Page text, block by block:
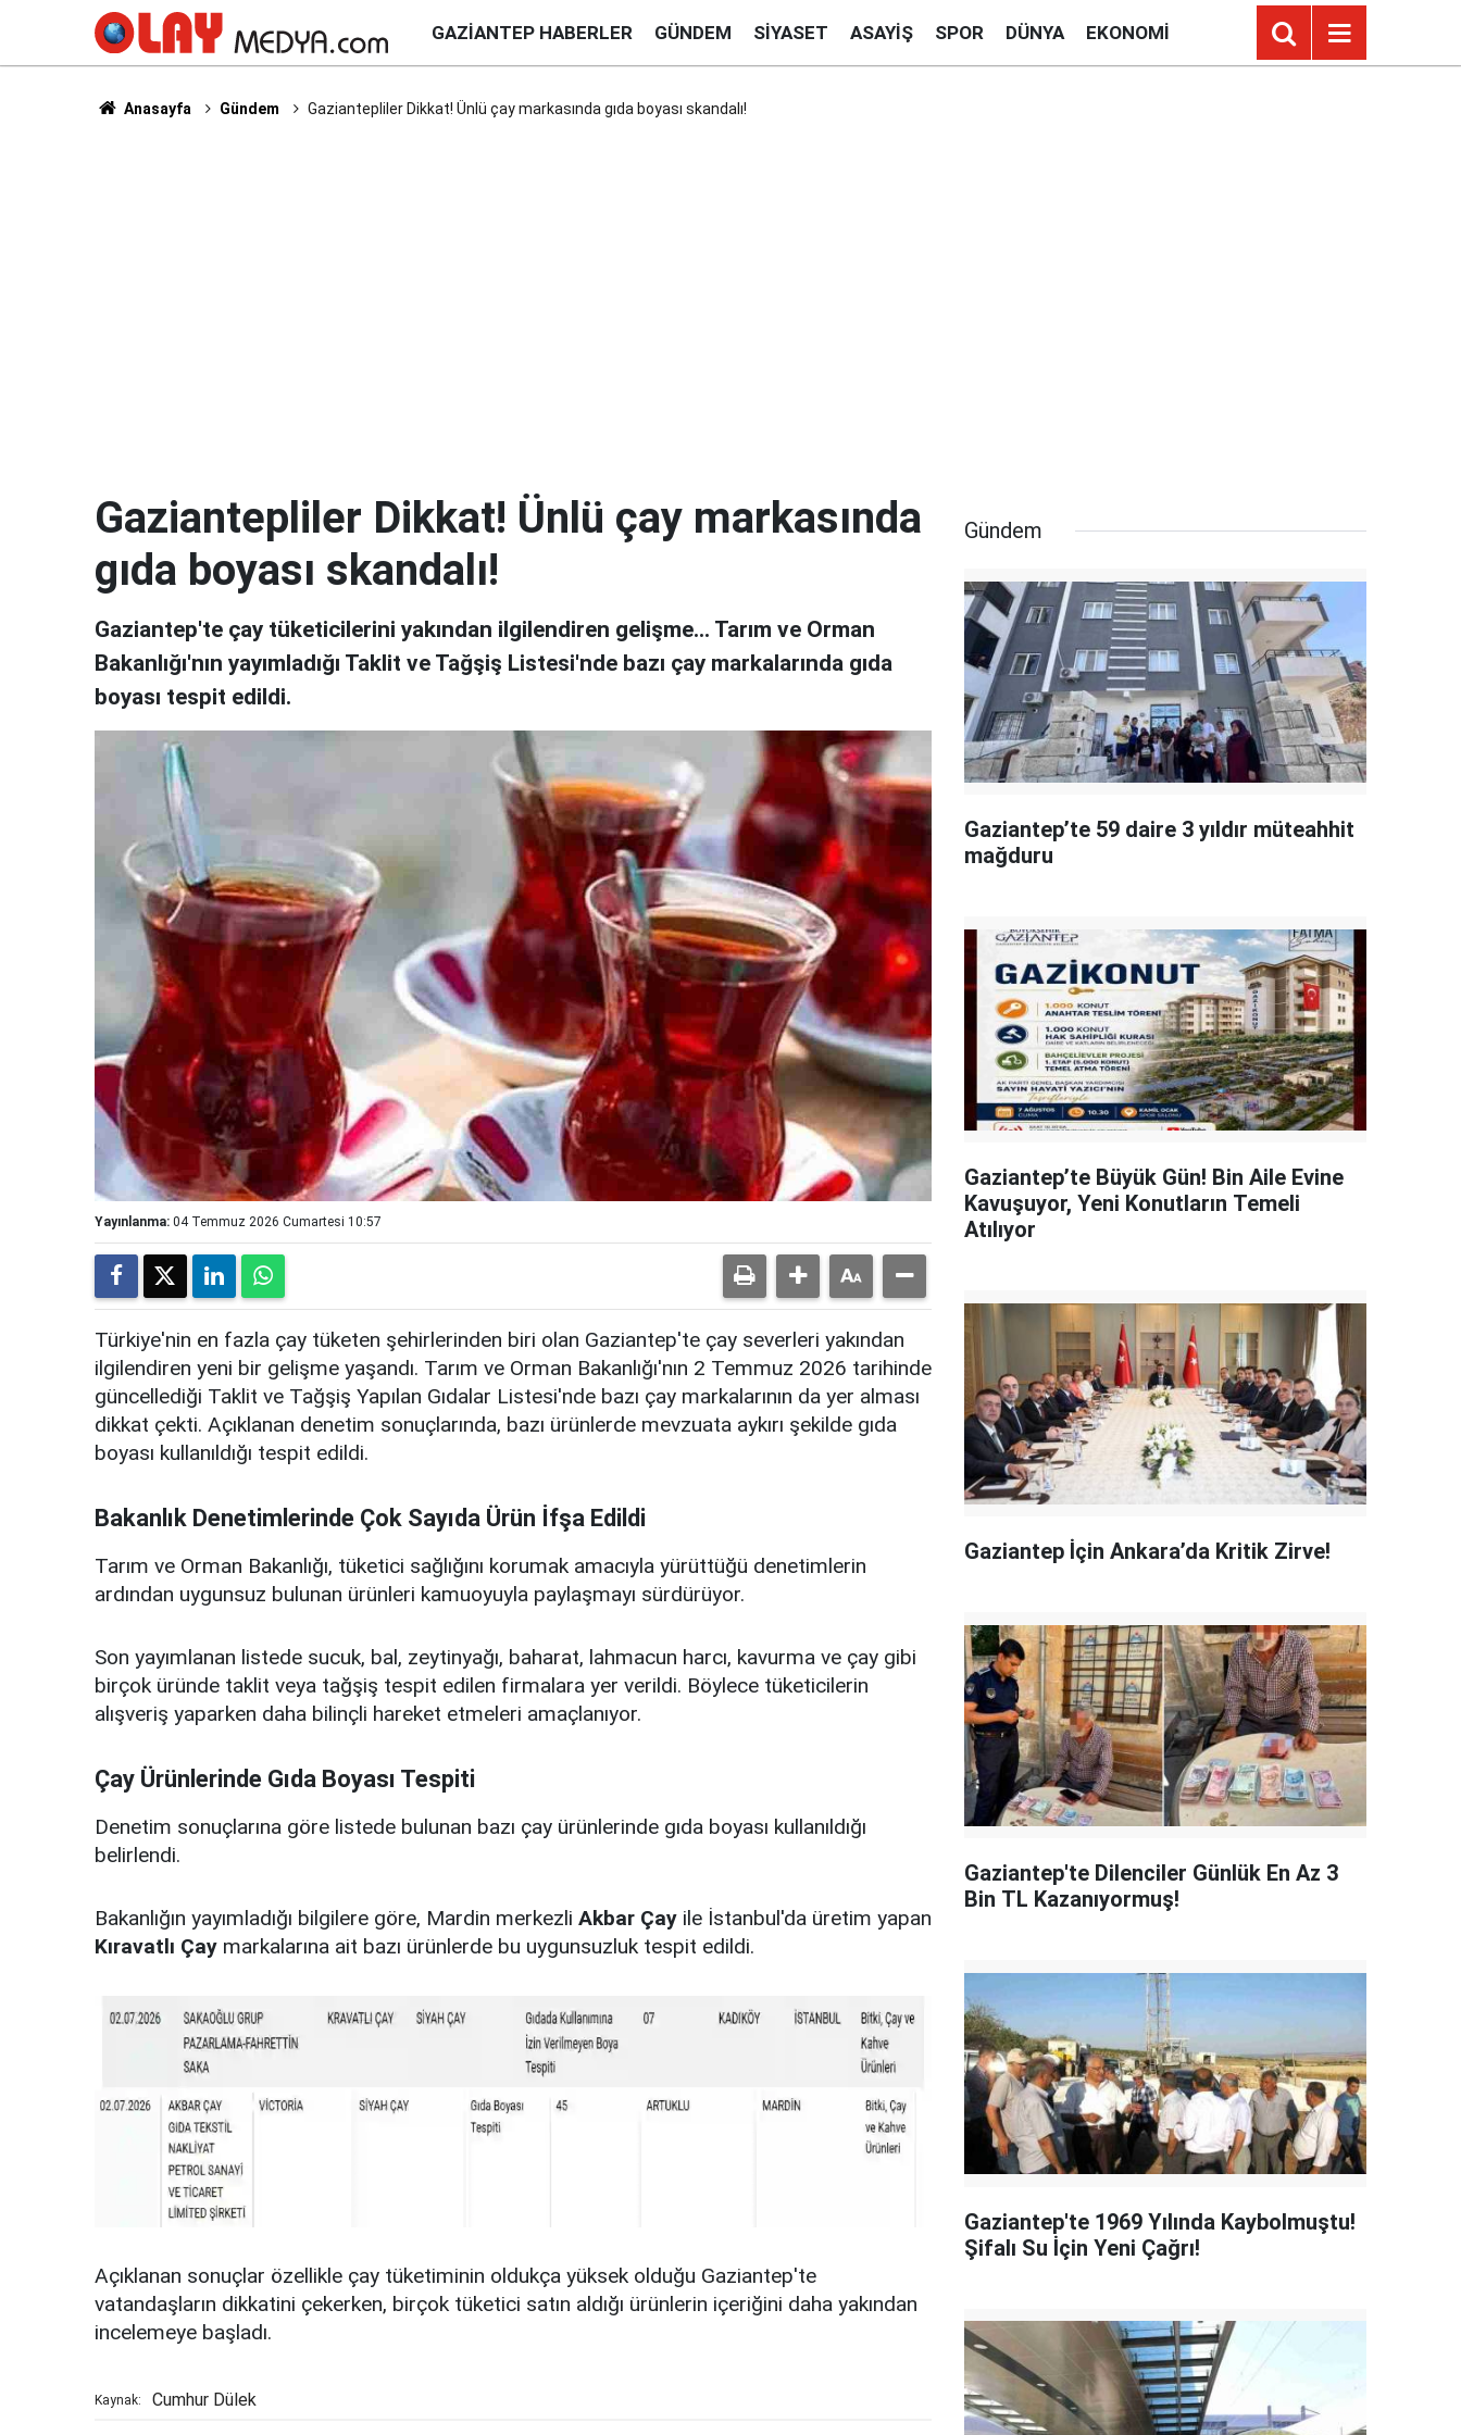
GAZIANTEP HABERLER GÜNDEM SIYASET ASAYIŞ SPOR DÜNYA EKONOMI
Anasayfa Gündem Gaziantepliler Dikkat! Ünlü çay markasında gıda boyası skandalı!
Gaziantepliler Dikkat! Ünlü çay markasında
gıda boyası skandalı!
Gaziantep'te çay tüketicilerini yakından ilgilendiren gelişme... Tarım ve Orman
Bakanlığı'nın yayımladığı Taklit ve Tağşiş Listesi'nde bazı çay markalarında gıda
boyası tespit edildi.
Yayınlanma: 04 Temmuz 2026 Cumartesi 10:57
Türkiye'nin en fazla çay tüketen şehirlerinden biri olan Gaziantep'te çay severleri yakından
ilgilendiren yeni bir gelişme yaşandı. Tarım ve Orman Bakanlığı'nın 2 Temmuz 2026 tarihinde
güncellediği Taklit ve Tağşiş Yapılan Gıdalar Listesi'nde bazı çay markalarının da yer alması
dikkat çekti. Açıklanan denetim sonuçlarında, bazı ürünlerde mevzuata aykırı şekilde gıda
boyası kullanıldığı tespit edildi.
Bakanlık Denetimlerinde Çok Sayıda Ürün İfşa Edildi
Tarım ve Orman Bakanlığı, tüketici sağlığını korumak amacıyla yürüttüğü denetimlerin
ardından uygunsuz bulunan ürünleri kamuoyuyla paylaşmayı sürdürüyor.
Son yayımlanan listede sucuk, bal, zeytinyağı, baharat, lahmacun harcı, kavurma ve çay gibi
birçok üründe taklit veya tağşiş tespit edilen firmalara yer verildi. Böylece tüketicilerin
alışveriş yaparken daha bilinçli hareket etmeleri amaçlanıyor.
Çay Ürünlerinde Gıda Boyası Tespiti
Denetim sonuçlarına göre listede bulunan bazı çay ürünlerinde gıda boyası kullanıldığı
belirlendi.
Bakanlığın yayımladığı bilgilere göre, Mardin merkezli Akbar Çay ile İstanbul'da üretim yapan
Kıravatlı Çay markalarına ait bazı ürünlerde bu uygunsuzluk tespit edildi.
Açıklanan sonuçlar özellikle çay tüketiminin oldukça yüksek olduğu Gaziantep'te
vatandaşların dikkatini çekerken, birçok tüketici satın aldığı ürünlerin içeriğini daha yakından
incelemeye başladı.
Kaynak: Cumhur Dülek
Gündem
Gaziantep’te 59 daire 3 yıldır müteahhit
mağduru
Gaziantep’te Büyük Gün! Bin Aile Evine
Kavuşuyor, Yeni Konutların Temeli
Atılıyor
Gaziantep İçin Ankara’da Kritik Zirve!
Gaziantep'te Dilenciler Günlük En Az 3
Bin TL Kazanıyormuş!
Gaziantep'te 1969 Yılında Kaybolmuştu!
Şifalı Su İçin Yeni Çağrı!